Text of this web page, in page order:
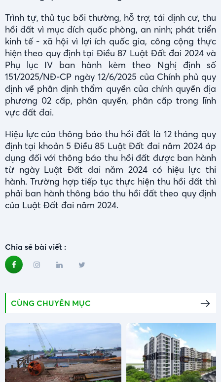
Trình tự, thủ tục bồi thường, hỗ trợ, tái định cư, thu
hồi đất vì mục đích quốc phòng, an ninh; phát triển
kinh tế - xã hội vì lợi ích quốc gia, công cộng thực
hiện theo quy định tại Điều 87 Luật Đất đai 2024 và
Phụ lục IV ban hành kèm theo Nghị định số
151/2025/NĐ-CP ngày 12/6/2025 của Chính phủ quy
định về phân định thẩm quyền của chính quyền địa
phương 02 cấp, phân quyền, phân cấp trong lĩnh
vực đất đai.
Hiệu lực của thông báo thu hồi đất là 12 tháng quy
định tại khoản 5 Điều 85 Luật Đất đai năm 2024 áp
dụng đối với thông báo thu hồi đất được ban hành
từ ngày Luật Đất đai năm 2024 có hiệu lực thi
hành. Trường hợp tiếp tục thực hiện thu hồi đất thì
phải ban hành thông báo thu hồi đất theo quy định
của Luật Đất đai năm 2024.
Chia sẻ bài viết :
CÙNG CHUYÊN MỤC